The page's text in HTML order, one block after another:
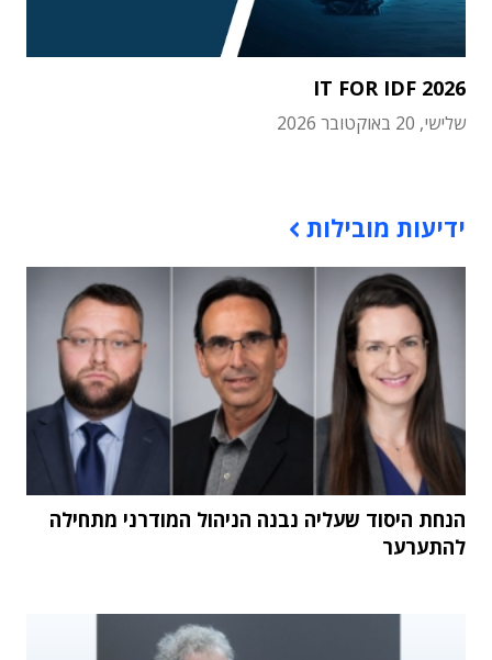
IT FOR IDF 2026
שלישי, 20 באוקטובר 2026
ידיעות מובילות
הנחת היסוד שעליה נבנה הניהול המודרני מתחילה
להתערער